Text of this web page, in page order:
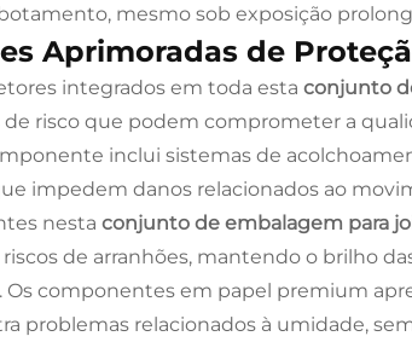
mesmo sob exposição
Aprimoradas de
integrados em toda esta conjunto
risco que podem comprometer a
inclui sistemas de
impedem danos relacionados ao
nesta conjunto de embalagem para
de arranhões, mantendo o brilho
Os componentes em papel premium
problemas relacionados à umidade,